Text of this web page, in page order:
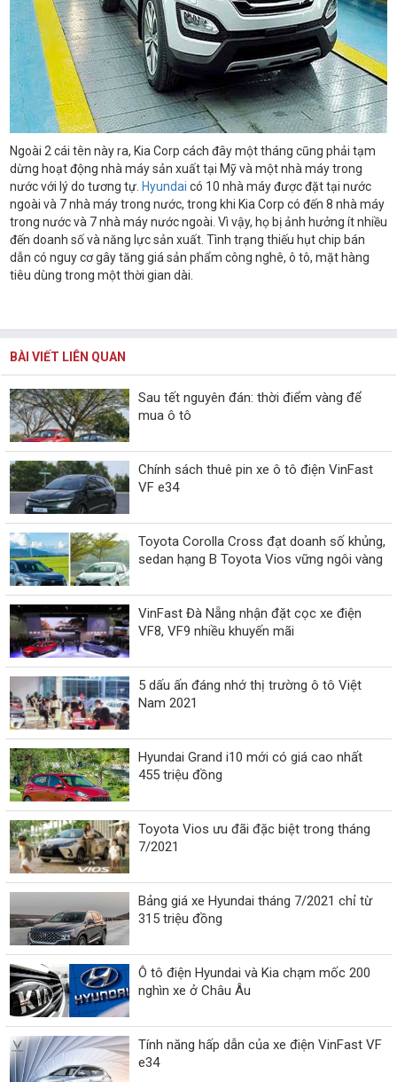
Ngoài 2 cái tên này ra, Kia Corp cách đây một tháng cũng phải tạm
dừng hoạt động nhà máy sản xuất tại Mỹ và một nhà máy trong
nước với lý do tương tự. Hyundai có 10 nhà máy được đặt tại nước
ngoài và 7 nhà máy trong nước, trong khi Kia Corp có đến 8 nhà máy
trong nước và 7 nhà máy nước ngoài. Vì vậy, họ bị ảnh hưởng ít nhiều
đến doanh số và năng lực sản xuất. Tình trạng thiếu hụt chip bán
dẫn có nguy cơ gây tăng giá sản phẩm công nghê, ô tô, mặt hàng
tiêu dùng trong một thời gian dài.
BÀI VIẾT LIÊN QUAN
Sau tết nguyên đán: thời điểm vàng để
mua ô tô
Chính sách thuê pin xe ô tô điện VinFast
VF e34
Toyota Corolla Cross đạt doanh số khủng,
sedan hạng B Toyota Vios vững ngôi vàng
VinFast Đà Nẵng nhận đặt cọc xe điện
VF8, VF9 nhiều khuyến mãi
5 dấu ấn đáng nhớ thị trường ô tô Việt
Nam 2021
Hyundai Grand i10 mới có giá cao nhất
455 triệu đồng
Toyota Vios ưu đãi đặc biệt trong tháng
7/2021
Bảng giá xe Hyundai tháng 7/2021 chỉ từ
315 triệu đồng
Ô tô điện Hyundai và Kia chạm mốc 200
nghìn xe ở Châu Âu
Tính năng hấp dẫn của xe điện VinFast VF
e34